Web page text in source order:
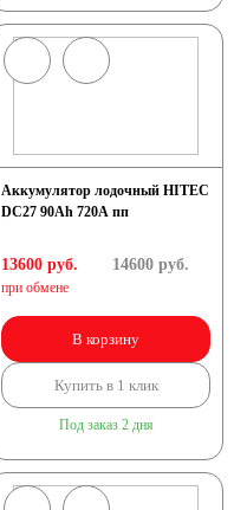
Аккумулятор лодочный HITEC
DC27 90Ah 720A пп
13600 руб.
при обмене
14600руб.
В корзину
Купить в 1 клик
Под заказ 2 дня